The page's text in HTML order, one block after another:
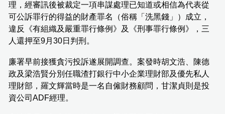
理，經審訊後被裁定一項串謀處理已知道或相信為代表從
可公訴罪行的得益的財產罪名（俗稱「洗黑錢」）成立，
違反《有組織及嚴重罪行條例》及《刑事罪行條例》，三
人還押至9月30日判刑。
廉署早前接獲貪污投訴遂展開調查。案發時胡文浩、陳德
政及梁浩賢分別任職渣打銀行中小企業理財部及優先私人
理財部，羅文輝當時是一名自僱財務顧問，甘潔貞則是投
資公司ADF經理。